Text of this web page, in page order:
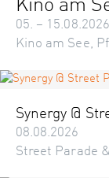
Kino am
05. – 15.08.2026
Kino am See,
Synergy @
08.08.2026
Street Parade